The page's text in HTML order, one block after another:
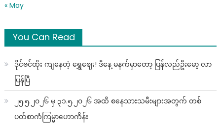
« May
You Can Read
ဒိုင်ဗင်ထိုး ကျနေတဲ့ ရွှေဈေး! ဒီနေ့ မနက်မှာတော့ ပြန်လည်ဦးမော့ လာ
ပြန်ပြီ
၂၅.၅.၂၀၂၆ မှ ၃၁.၅.၂၀၂၆ အထိ စနေသားသမီးများအတွက် တစ်
ပတ်စာကံကြမ္မာဟောကိန်း